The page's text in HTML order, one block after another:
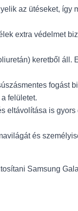
az ütéseket, így
extra védelmet
keretből áll.
fogást
felületet.
eltávolítása is
és
Samsung